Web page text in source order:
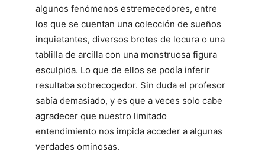
algunos fenómenos estremecedores, entre
los que se cuentan una colección de sueños
inquietantes, diversos brotes de locura o una
tablilla de arcilla con una monstruosa figura
esculpida. Lo que de ellos se podía inferir
resultaba sobrecogedor. Sin duda el profesor
sabía demasiado, y es que a veces solo cabe
agradecer que nuestro limitado
entendimiento nos impida acceder a algunas
verdades ominosas.